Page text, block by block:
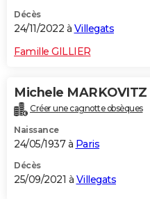
S'inscrire
Se connecter
Lycées
Collèges
Primaires
Universités
Entreprises
Service militaire
Avis de recherche
AVIS DE DÉCÈS
FORUM
Bricolage
Lifestyle
Culture
Sport
Auto
Television
Voyage
Cinema
Décès
24/11/2022 à Villegats
Famille GILLIER
Michele MARKOVITZ
Créer une cagnotte obsèques
Naissance
24/05/1937 à Paris
Décès
25/09/2021 à Villegats